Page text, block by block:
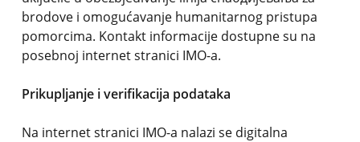
brodove i omogućavanje humanitarnog pristupa
pomorcima. Kontakt informacije dostupne su na
posebnoj internet stranici IMO-a.
Prikupljanje i verifikacija podataka
Na internet stranici IMO-a nalazi se digitalna